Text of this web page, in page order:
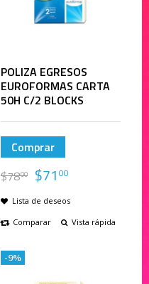
POLIZA EGRESOS
EUROFORMAS CARTA
50H C/2 BLOCKS
Comprar
$7800 $71 00
Lista de deseos
Comparar
Vista rápida
-9%